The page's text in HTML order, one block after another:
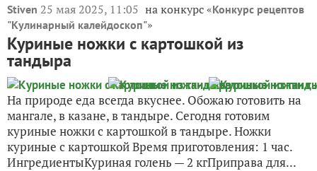
Stiven 25 мая 2025, 11:05 на конкурс «Конкурс рецептов
"Кулинарный калейдоскоп"»
Куриные ножки с картошкой из
тандыра
На природе еда всегда вкуснее. Обожаю готовить на
мангале, в казане, в тандыре. Сегодня готовим
куриные ножки с картошкой в тандыре. Ножки
куриные с картошкой Время приготовления: 1 час.
ИнгредиентыКуриная голень — 2 кгПриправа для...